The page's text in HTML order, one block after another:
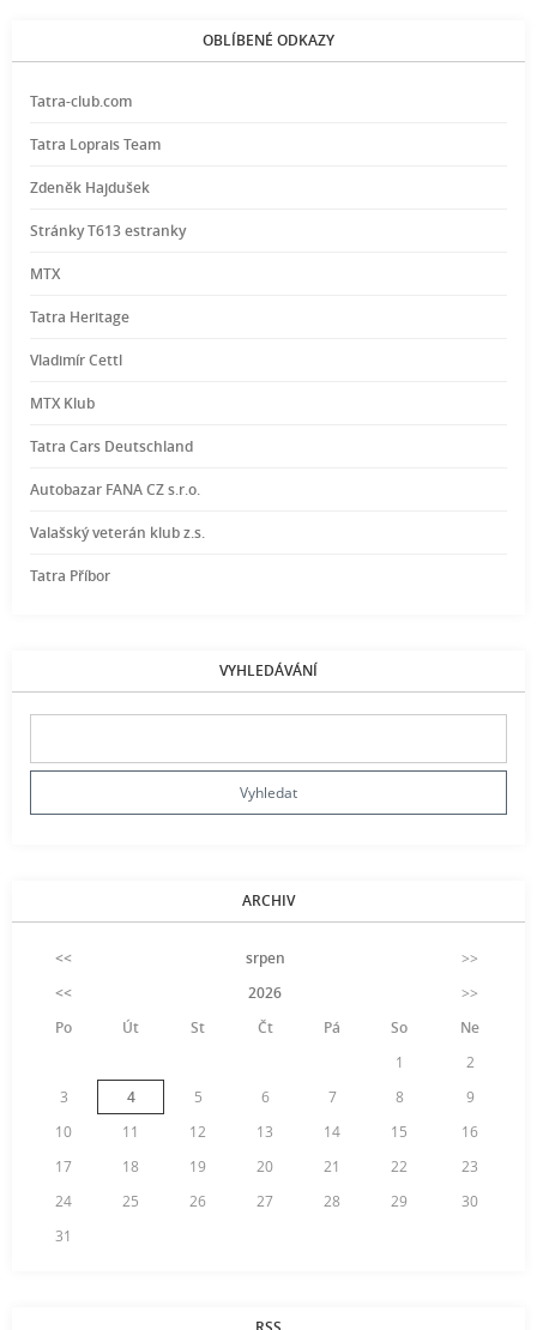
OBLÍBENÉ ODKAZY
Tatra-club.com
Tatra Loprais Team
Zdeněk Hajdušek
Stránky T613 estranky
MTX
Tatra Heritage
Vladimír Cettl
MTX Klub
Tatra Cars Deutschland
Autobazar FANA CZ s.r.o.
Valašský veterán klub z.s.
Tatra Příbor
VYHLEDÁVÁNÍ
ARCHIV
<< srpen
>>
<<
2026
>>
Po
Út St Čt Pá So
Ne
1
2
3
4 5 6 7 8
9
10
11 12 13 14 15
16
17
18 19 20 21 22
23
24
25 26 27 28 29
30
31